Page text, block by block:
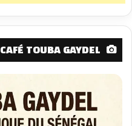
CAFÉ TOUBA GAYDEL